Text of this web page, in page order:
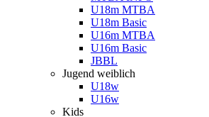
U18m MTBA
U18m Basic
U16m MTBA
U16m Basic
JBBL
Jugend weiblich
U18w
U16w
Kids